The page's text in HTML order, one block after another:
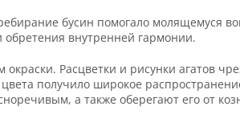
бусин помогало молящемуся
обретения внутренней гармонии.
Расцветки и рисунки агатов
получило широкое
а также оберегают его от